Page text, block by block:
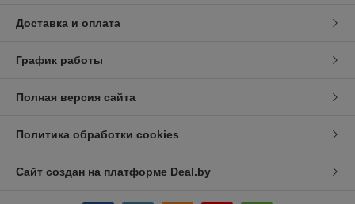
Доставка и оплата
График работы
Полная версия сайта
Политика обработки cookies
Сайт создан на платформе Deal.by